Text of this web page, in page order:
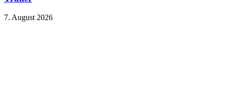
7. August 2026